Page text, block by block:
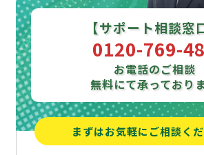
【サポート相談窓
0120-769-
お電話のご相談
無料にて承っており
まずはお気軽にご相談くだ